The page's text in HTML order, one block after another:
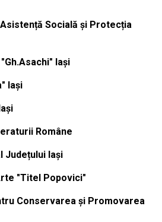
Socială și Protecția
Iași
Iași
Române
Județului Iași
"Titel Popovici"
Conservarea și Promovarea